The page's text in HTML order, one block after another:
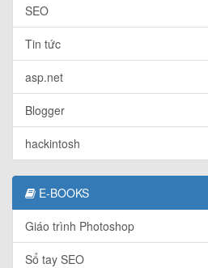
SEO
Tin tức
asp.net
Blogger
hackintosh
E-BOOKS
Giáo trình Photoshop
Sổ tay SEO